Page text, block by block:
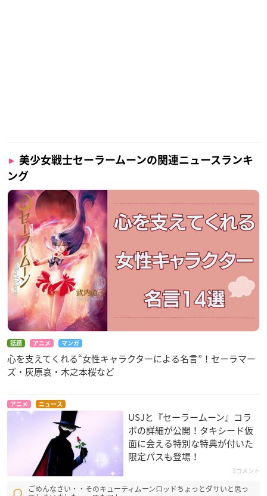
美少女戦士セーラームーンの関連ニュースランキ
ング
話題 アニメ マンガ
心を支えてくれる“女性キャラクターによる名言”！セーラマー
ズ・灰原哀・木之本桜など
アニメ ニュース
USJと『セーラームーン』コラ
ボの詳細が公開！タキシード仮
面に会える特別な特典が付いた
限定パスも登場！
3コメント
ごめんなさい・・そのキューティムーンロッドちょっとダサいと思っ